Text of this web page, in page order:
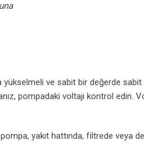
yükselmeli ve sabit bir değerde sabit
pompadaki voltajı kontrol edin.
yakıt hattında, filtrede veya